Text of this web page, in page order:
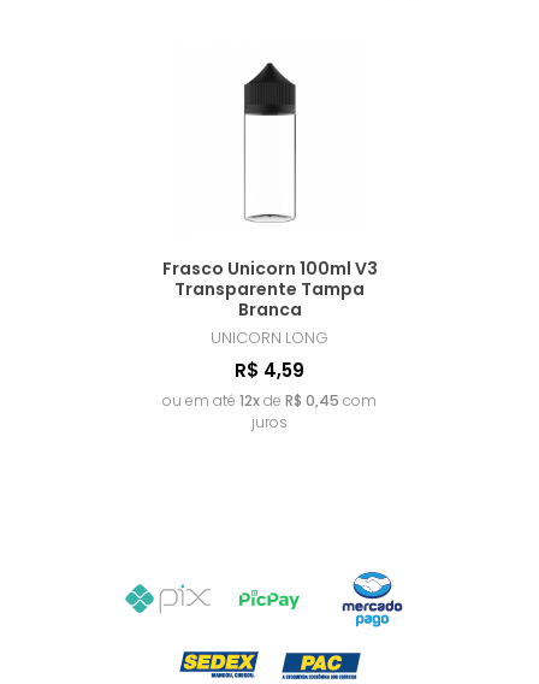
Frasco Unicorn 100ml V3
Transparente Tampa
Branca
UNICORN LONG
R$ 4,59
ou em até 12xde R$ 0,45 com
juros